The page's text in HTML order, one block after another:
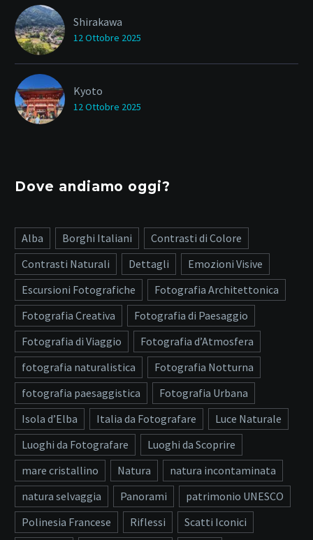
Shirakawa
12 Ottobre 2025
Kyoto
12 Ottobre 2025
Dove andiamo oggi?
Alba Borghi Italiani
Contrasti di Colore
Contrasti Naturali
Dettagli
Emozioni Visive
Escursioni Fotografiche
Fotografia Architettonica
Fotografia Creativa
Fotografia di Paesaggio
Fotografia di Viaggio
Fotografia d’Atmosfera
fotografia naturalistica
Fotografia Notturna
fotografia paesaggistica
Fotografia Urbana
Isola d’Elba
Italia da Fotografare
Luce Naturale
Luoghi da Fotografare
Luoghi da Scoprire
mare cristallino
Natura
natura incontaminata
natura selvaggia
Panorami
patrimonio UNESCO
Polinesia Francese
Riflessi
Scatti Iconici